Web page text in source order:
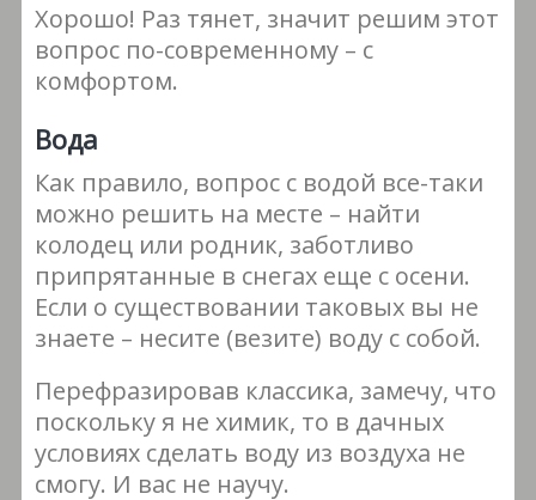
Хорошо! Раз тянет, значит решим этот
вопрос по-современному – с
комфортом.
Вода
Как правило, вопрос с водой все-таки
можно решить на месте – найти
колодец или родник, заботливо
припрятанные в снегах еще с осени.
Если о существовании таковых вы не
знаете – несите (везите) воду с собой.
Перефразировав классика, замечу, что
поскольку я не химик, то в дачных
условиях сделать воду из воздуха не
смогу. И вас не научу.